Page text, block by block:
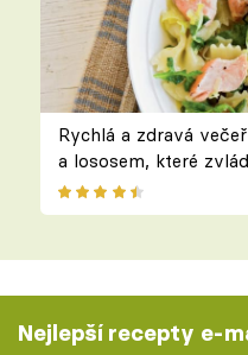
Rychlá a zdravá
a lososem, které
Nejlepší recepty e-